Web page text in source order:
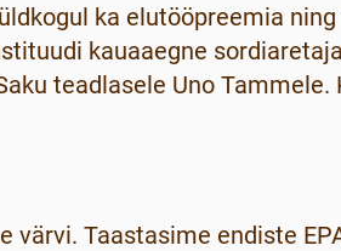
ka elutööpreemia
kauaaegne
teadlasele Uno
värvi. Taastasime endiste